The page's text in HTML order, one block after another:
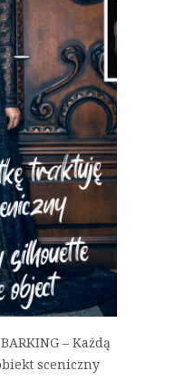
– Każdą
sceniczny